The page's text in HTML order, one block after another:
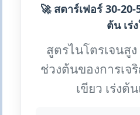
🚀 สตาร์เฟอร์ 30-20-
ต้น เร่
สูตรไนโตรเจนสู
ช่วงต้นของการเจ
เขียว เร่งต้